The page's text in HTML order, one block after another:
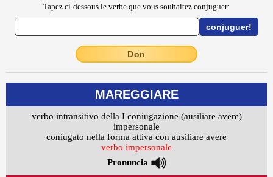
Tapez ci-dessous le verbe que vous souhaitez conjuguer:
Don
MAREGGIARE
verbo intransitivo della I coniugazione (ausiliare avere)
impersonale
coniugato nella forma attiva con ausiliare avere
verbo impersonale
Pronuncia